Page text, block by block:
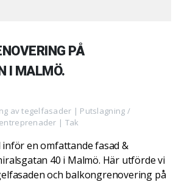
PÅ
I MALMÖ.
av tegelfasader | Putslagning /
| Tak
en omfattande fasad &
40 i Malmö. Här utförde vi
och balkongrenovering på